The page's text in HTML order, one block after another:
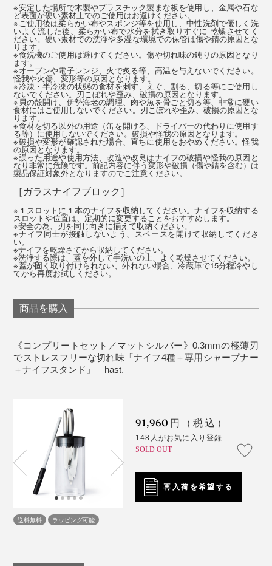
エディションナイフの硬さ（HRC60＋）に合わせてつ
くられた、粒度1000グリッドのセラミック製シャープ
ナー。
エディションナイフは、プロの研ぎ師へメンテナンスに
出す必要もなく、その切れ味が持続するよう設計されて
いますが、永久的なものではないため、切れ味が気にな
ってきたらこちらで簡単にお手入れしてください。
使い方はとても簡単！白いセラミック部分に、ナイフの
刃を12〜15度の角度に寝かせるように当て、刃元から
刃先まで擦れるよう手前に3〜10回程度（切れ味に合わ
せて調整）、両面を同じ回数やさしく引くだけでOKで
す。
※安定した場所で木製やプラスチック製まな板を使用し、金属や石な
ど表面が硬い素材上でのご使用はお避けください。
※ご使用後は柔らかい布やスポンジ等を使用し、中性洗剤で優しく洗
いよく流した後、柔らかい布で水分を拭き取りすぐに 乾燥させてく
ださい。硬い素材での洗浄や多湿な環境での保管は傷や錆の原因とな
ります。
※食洗機のご使用は避けてください。傷や切れ味の鈍りの原因となり
ます。
※オーブンや電子レンジ、火で炙る等、高温を与えないでください。
怪我や火傷、変形等の原因となります。
※冷凍・半冷凍の状態の食材を刺す、えぐ、割る、切る等にご使用し
ないでください。刃こぼれや歪み、破損の原因となります。
※貝の殻開け、伊勢海老の調理、肉や魚を骨ごと切る等、非常に硬い
食材にはご使用しないでください。刃こぼれや歪み、破損の原因とな
ります。
※食材を切る以外の用途（缶を開ける、ドライバーの代わりに使用す
る等）に使用しないでください。破損や怪我の原因となります。
※破損や変形が確認された場合、直ちに使用をおやめください。怪我
の原因となります。
※誤った用途や使用方法、改造や改良はナイフの破損や怪我の原因と
なり非常に危険です。前記内容に伴う変形や破損（傷や錆を含む）は
製品保証対象外となりますのでご注意ください。
［ガラスナイフブロック］
※１スロットに１本のナイフを収納してください。ナイフを収納する
スロットや位置は、定期的に変更することをおすすめします。
※安全の為、刃を同じ向きに揃えて収納ください。
※ナイフ同士が接触しないよう、スペースを開けて収納してくださ
い。
※ナイフを乾燥さてから収納してください。
※洗浄する際は、蓋を外して手洗いの上、よく乾燥させてください。
※蓋が固く取り付けられない、外れない場合、冷蔵庫で15分程冷やし
てから再度お試しください。
商品を購入
《コンプリートセット／マットシルバー》0.3mmの極薄刃
でストレスフリーな切れ味「ナイフ4種＋専用シャープナー
＋ナイフスタンド」｜hast.
送料無料 ラッピング可能
91,960 円（税込）
148人がお気に入り登録
SOLD OUT
再入荷を希望する